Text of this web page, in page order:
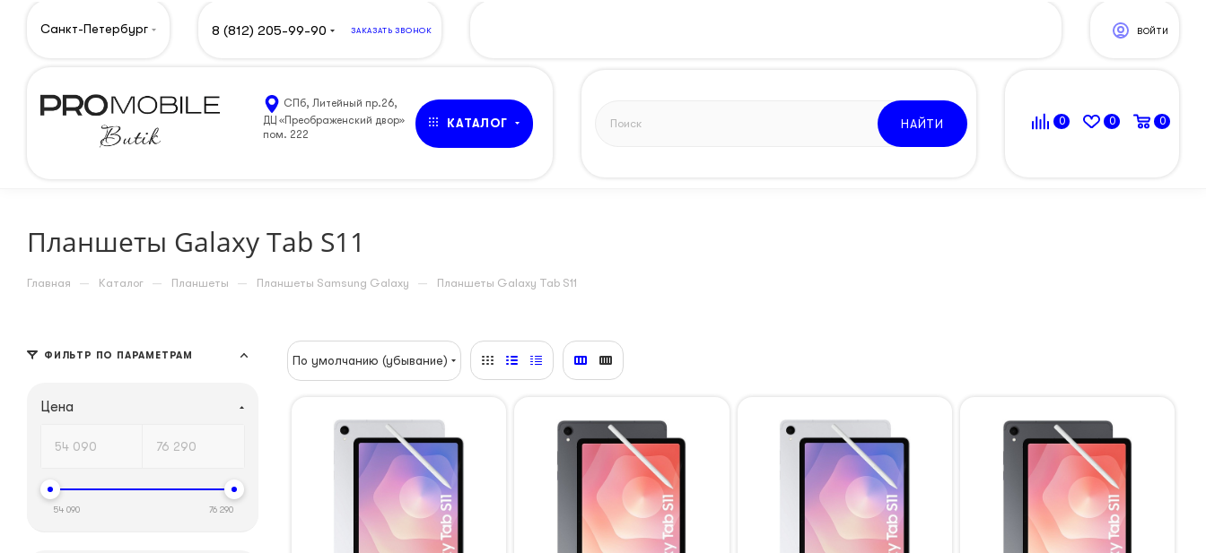
Санкт-Петербург 8 (812) 205-99-90 ЗАКАЗАТЬ ЗВОНОК ВОЙТИ
СПб, Литейный пр.26,
ДЦ «Преображенский двор»
пом. 222
КАТАЛОГ НАЙТИ 0 0 0
Планшеты Galaxy Tab S11
Главная — Каталог — Планшеты — Планшеты Samsung Galaxy — Планшеты Galaxy Tab S11
По умолчанию (убывание)
ФИЛЬТР ПО ПАРАМЕТРАМ
Цена
54 090 76 290